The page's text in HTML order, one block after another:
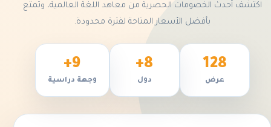
اكتشف أحدث الخصومات الحصرية من معاهد اللغة العالمية، وتمتع
بأفضل الأسعار المتاحة لفترة محدودة.
128
عرض
8+
دول
9+
وجهة دراسية